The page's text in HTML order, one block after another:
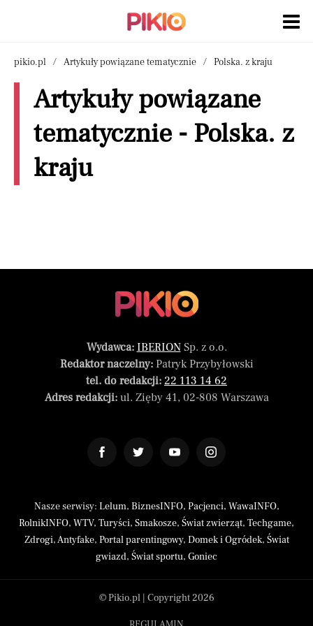
pikio.pl Artykuły powiązane tematycznie Polska. z kraju
Artykuły powiązane
tematycznie - Polska. z
kraju
Wydawca: IBERIONSp. z o.o.
Redaktor naczelny:Patryk Przybyłowski
tel. do redakcji: 22 113 14 62
Adres redakcji:ul. Zięby 41, 02-808 Warszawa
Nasze serwisy: Lelum, BiznesINFO, Pacjenci, WawaINFO,
RolnikINFO, WTV, Turyści, Smakosze, Świat zwierząt, Techgame,
Zdrogi,Antyfake, Portal parentingowy, Domek i Ogródek, Świat
gwiazd, Świat sportu, Goniec
© Pikio.pl | Copyright 2026